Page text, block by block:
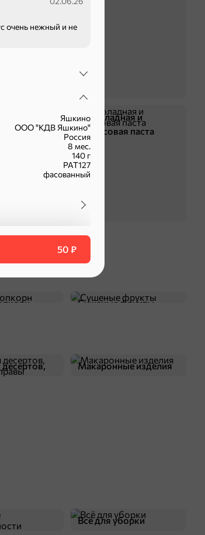
очень нежный и не
Яшкино
ООО "КДВ Яшкино"
Россия
8 мес.
140 г
РАТ127
фасованный
50 ₽
Шоколадная и
арахисовая паста
Сушеные фрукты
Макаронные изделия
Всё для уборки